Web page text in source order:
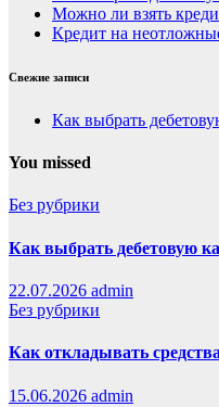
Можно ли взять
Кредит на
Свежие записи
Как выбрать
You missed
Без рубрики
Как выбрать дебетовую
22.07.2026 admin
Без рубрики
Как откладывать
15.06.2026 admin